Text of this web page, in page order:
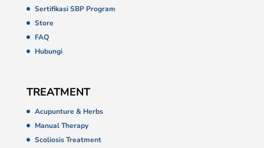
Sertifikasi SBP Program
Store
FAQ
Hubungi
TREATMENT
Acupunture & Herbs
Manual Therapy
Scoliosis Treatment